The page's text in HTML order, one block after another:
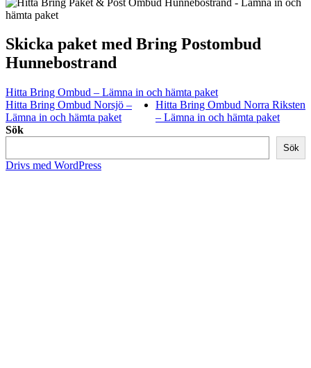
Skicka paket med Bring Postombud
Hunnebostrand
Hitta Bring Ombud – Lämna in och hämta paket
Hitta Bring Ombud Norsjö –
Lämna in och hämta paket
Hitta Bring Ombud Norra Riksten
– Lämna in och hämta paket
Sök
Sök
Drivs med WordPress